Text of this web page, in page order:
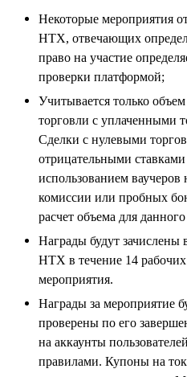
Некоторые мероприятия
HTX, отвечающих
право на участие
проверки платформой;
Учитывается только
торговли с уплаченными
Сделки с нулевыми
отрицательными
использованием ваучеров
комиссии или пробных
расчет объема для
Награды будут зачислены
HTX в течение 14
мероприятия.
Награды за мероприятие
проверены по его
на аккаунты
правилами. Купоны на